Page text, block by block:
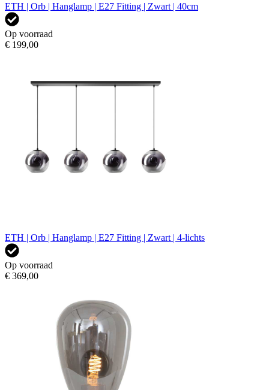
ETH | Orb | Hanglamp | E27 Fitting | Zwart | 40cm
Op voorraad
€ 199,00
ETH | Orb | Hanglamp | E27 Fitting | Zwart | 4-lichts
Op voorraad
€ 369,00